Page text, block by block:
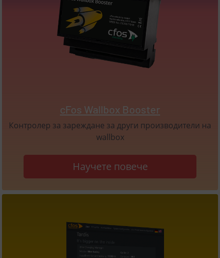
cFos Wallbox Booster
Контролер за зареждане за други производители на
wallbox
Научете повече